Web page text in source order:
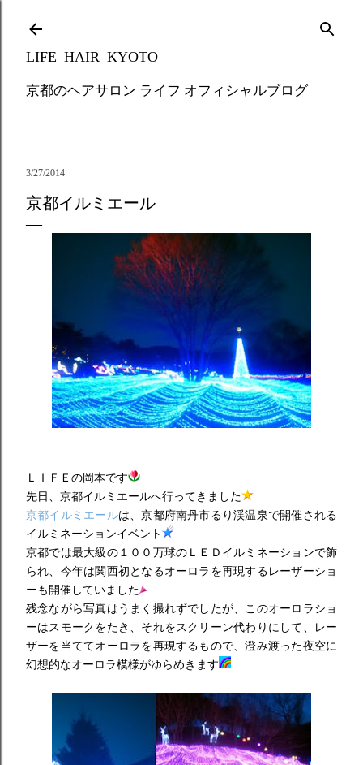
LIFE_HAIR_KYOTO
京都のヘアサロン ライフ オフィシャルブログ
3/27/2014
京都イルミエール
ＬＩＦＥの岡本です
先日、京都イルミエールへ行ってきました
京都イルミエールは、京都府南丹市るり渓温泉で開催される
イルミネーションイベント
京都では最大級の１００万球のＬＥＤイルミネーションで飾
られ、今年は関西初となるオーロラを再現するレーザーショ
ーも開催していました
残念ながら写真はうまく撮れずでしたが、このオーロラショ
ーはスモークをたき、それをスクリーン代わりにして、レー
ザーを当ててオーロラを再現するもので、澄み渡った夜空に
幻想的なオーロラ模様がゆらめきます